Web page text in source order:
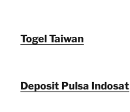
Togel Taiwan
Deposit Pulsa Indosat